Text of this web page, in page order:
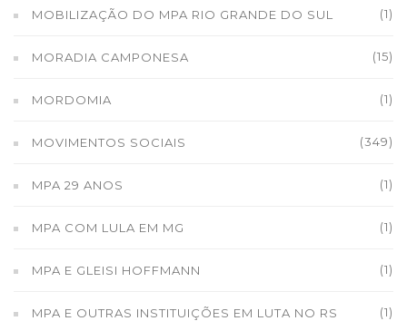
MOBILIZAÇÃO DO MPA RIO GRANDE DO SUL (1)
MORADIA CAMPONESA (15)
MORDOMIA (1)
MOVIMENTOS SOCIAIS (349)
MPA 29 ANOS (1)
MPA COM LULA EM MG (1)
MPA E GLEISI HOFFMANN (1)
MPA E OUTRAS INSTITUIÇÕES EM LUTA NO RS (1)